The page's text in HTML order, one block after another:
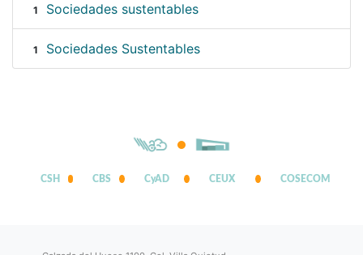
1 Sociedades sustentables
1 Sociedades Sustentables
CSH CBS CyAD CEUX COSECOM